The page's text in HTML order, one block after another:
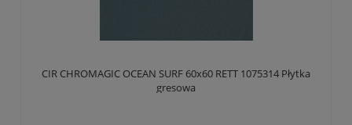
CIR CHROMAGIC OCEAN SURF 60x60 RETT 1075314 Płytka
gresowa